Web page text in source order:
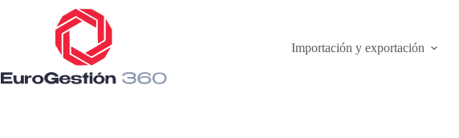
Importación y exportación